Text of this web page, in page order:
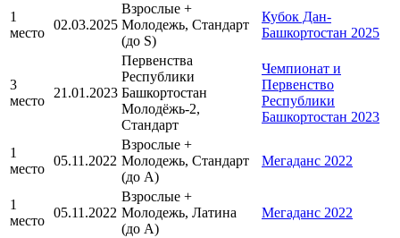
1
место
02.03.2025
Взрослые +
Молодежь, Стандарт
(до S)
Кубок Дан-
Башкортостан 2025
3
место
21.01.2023
Первенства
Республики
Башкортостан
Молодёжь-2,
Стандарт
Чемпионат и
Первенство
Республики
Башкортостан 2023
1
место
05.11.2022
Взрослые +
Молодежь, Стандарт
(до А)
Мегаданс 2022
1
место
05.11.2022
Взрослые +
Молодежь, Латина
(до А)
Мегаданс 2022